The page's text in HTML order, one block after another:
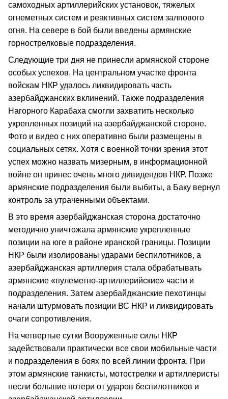
самоходных артиллерийских установок, тяжелых
огнеметных систем и реактивных систем залпового
огня. На севере в бой были введены армянские
горнострелковые подразделения.
Следующие три дня не принесли армянской стороне
особых успехов. На центральном участке фронта
войскам НКР удалось ликвидировать часть
азербайджанских вклинений. Также подразделения
Нагорного Карабаха смогли захватить несколько
укрепленных позиций на азербайджанской стороне.
Фото и видео с них оперативно были размещены в
социальных сетях. Хотя с военной точки зрения этот
успех можно назвать мизерным, в информационной
войне он принес очень много дивидендов НКР. Позже
армянские подразделения были выбиты, а Баку вернул
контроль за утраченными объектами.
В это время азербайджанская сторона достаточно
методично уничтожала армянские укрепленные
позиции на юге в районе иранской границы. Позиции
НКР были изолированы ударами беспилотников, а
азербайджанская артиллерия стала обрабатывать
армянские «пулеметно-артиллерийские» части и
подразделения. Затем азербайджанские пехотинцы
начали штурмовать позиции ВС НКР и ликвидировать
очаги сопротивления.
На четвертые сутки Вооруженные силы НКР
задействовали практически все свои мобильные части
и подразделения в боях по всей линии фронта. При
этом армянские танкисты, мотострелки и артиллеристы
несли большие потери от ударов беспилотников и